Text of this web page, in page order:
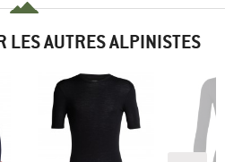
LES AUTRES ALPINISTES